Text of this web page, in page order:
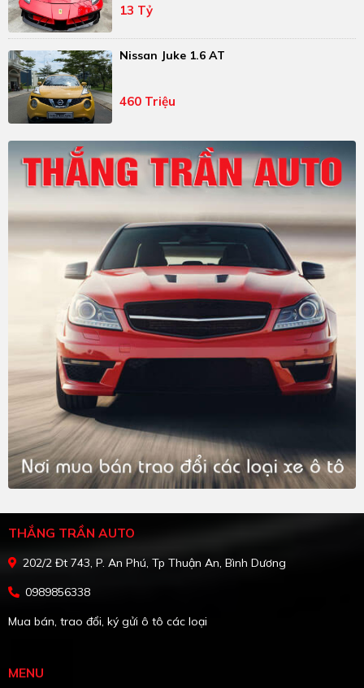
13 Tỷ
Nissan Juke 1.6 AT
460 Triệu
THẮNG TRẦN AUTO
202/2 Đt 743, P. An Phú, Tp Thuận An, Bình Dương
0989856338
Mua bán, trao đổi, ký gửi ô tô các loại
MENU